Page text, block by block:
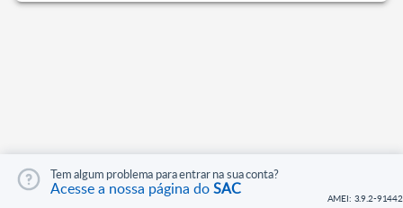
Tem algum problema para entrar na sua conta?
Acesse a nossa página doSAC
AMEI: 3.9.2-91442